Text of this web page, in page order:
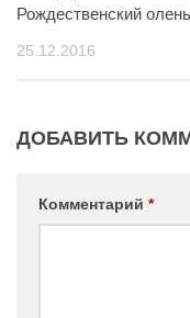
Рождественский олень
25.12.2016
ДОБАВИТЬ
Комментарий *